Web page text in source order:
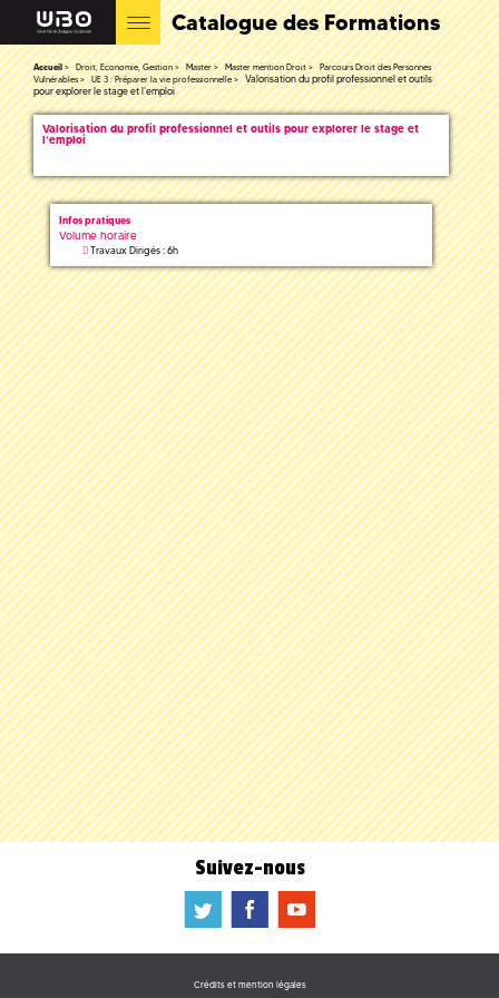
Catalogue des Formations
Accueil Droit, Economie, Gestion Master Master mention Droit
Parcours Droit des Personnes
Vulnérables
UE 3 : Préparer la vie professionnelle
Valorisation du profil professionnel et outils
pour explorer le stage et l’emploi
Valorisation du profil professionnel et outils pour explorer le stage et
l’emploi
Infos pratiques
Volume horaire
Travaux Dirigés : 6h
Suivez-nous
a b f
Crédits et mention légales